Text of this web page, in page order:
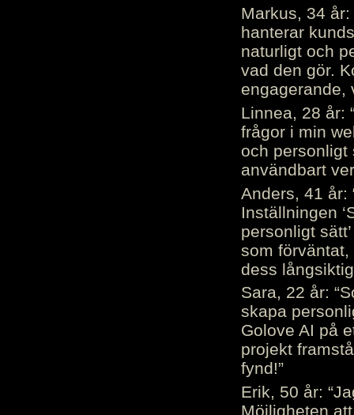
Markus, 34
hanterar
naturligt och
vad den gör.
engagerande,
Linnea, 28 år:
frågor i min
och personligt
användbart
Anders, 41 år:
Inställningen
personligt
som
dess
Sara, 22 år:
skapa
Golove AI på
projekt
fynd!”
Erik, 50 år:
Möjligheten